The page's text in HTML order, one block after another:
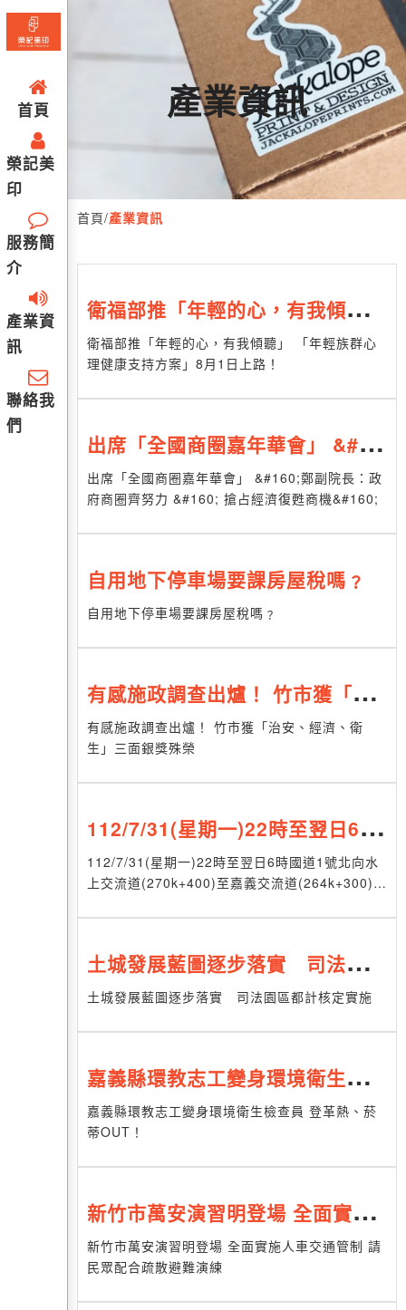
首頁
榮記美
印
服務簡
介
產業資
訊
聯絡我
們
產業資訊
首頁/產業資訊
衛福部推「年輕的心，有我傾聽」
「年輕族群心理健康支持方案」8
衛福部推「年輕的心，有我傾聽」 「年輕族群心
理健康支持方案」8月1日上路！
出席「全國商圈嘉年華會」 &#16
0;鄭副院長：政府商圈齊努力 &#
出席「全國商圈嘉年華會」 &#160;鄭副院長：政
府商圈齊努力 &#160; 搶占經濟復甦商機&#160;
自用地下停車場要課房屋稅嗎﹖
自用地下停車場要課房屋稅嗎﹖
有感施政調查出爐！ 竹市獲「治
安、經濟、衛生」三面銀獎殊榮
有感施政調查出爐！ 竹市獲「治安、經濟、衛
生」三面銀獎殊榮
112/7/31(星期一)22時至翌日6時
國道1號北向水上交流道(270k+4
112/7/31(星期一)22時至翌日6時國道1號北向水
上交流道(270k+400)至嘉義交流道(264k+300)主
土城發展藍圖逐步落實 司法園區
都計核定實施
土城發展藍圖逐步落實 司法園區都計核定實施
嘉義縣環教志工變身環境衛生檢查
員 登革熱、菸蒂OUT！
嘉義縣環教志工變身環境衛生檢查員 登革熱、菸
蒂OUT！
新竹市萬安演習明登場 全面實施
人車交通管制 請民眾配合疏散避
新竹市萬安演習明登場 全面實施人車交通管制 請
民眾配合疏散避難演練